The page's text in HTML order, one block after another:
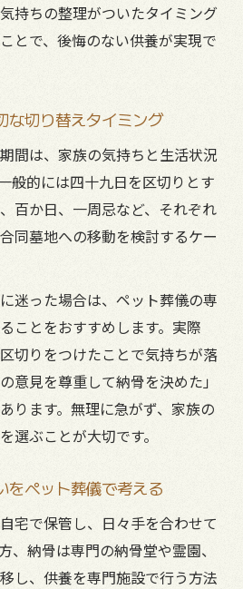
持ちの整理がついたタイミング
とで、後悔のない供養が実現で
な切り替えタイミング
間は、家族の気持ちと生活状況
般的には四十九日を区切りとす
百か日、一周忌など、それぞれ
同墓地への移動を検討するケー
迷った場合は、ペット葬儀の専
ことをおすすめします。実際
切りをつけたことで気持ちが落
意見を尊重して納骨を決めた」
ります。無理に急がず、家族の
選ぶことが大切です。
をペット葬儀で考える
宅で保管し、日々手を合わせて
、納骨は専門の納骨堂や霊園、
し、供養を専門施設で行う方法